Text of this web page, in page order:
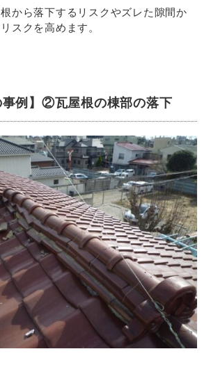
から落下するリスクやズレた隙間か
スクを高めます。
事例】②瓦屋根の棟部の落下